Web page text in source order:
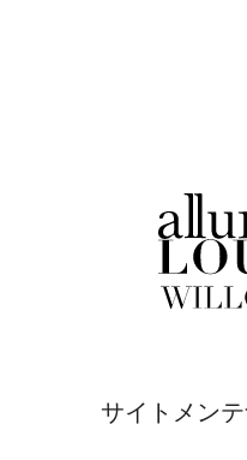
サイトメン